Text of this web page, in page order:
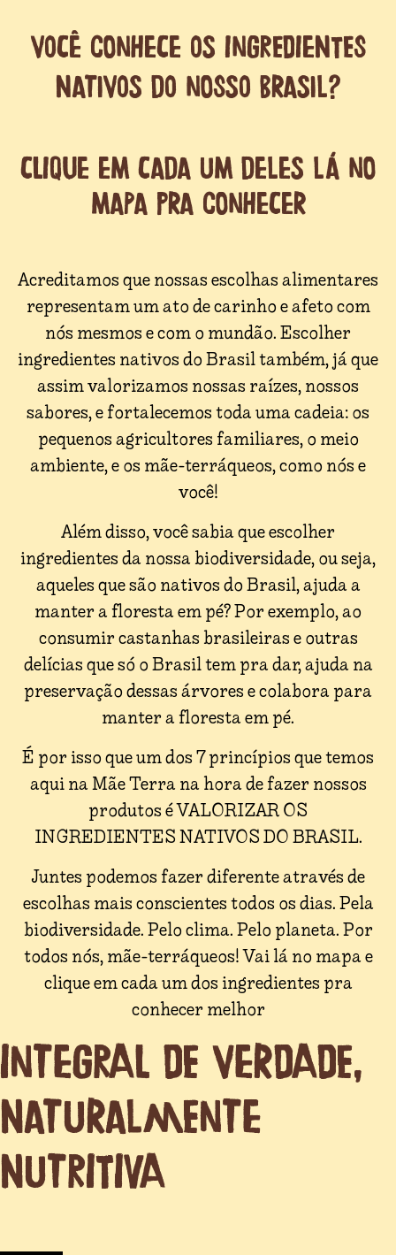
VOCÊ CONHECE OS INGREDIENTES
NATIVOS DO NOSSO BRASIL?
CLIQUE EM CADA UM DELES LÁ NO
MAPA PRA CONHECER
Acreditamos que nossas escolhas alimentares
representam um ato de carinho e afeto com
nós mesmos e com o mundão. Escolher
ingredientes nativos do Brasil também, já que
assim valorizamos nossas raízes, nossos
sabores, e fortalecemos toda uma cadeia: os
pequenos agricultores familiares, o meio
ambiente, e os mãe-terráqueos, como nós e
você!
Além disso, você sabia que escolher
ingredientes da nossa biodiversidade, ou seja,
aqueles que são nativos do Brasil, ajuda a
manter a floresta em pé? Por exemplo, ao
consumir castanhas brasileiras e outras
delícias que só o Brasil tem pra dar, ajuda na
preservação dessas árvores e colabora para
manter a floresta em pé.
É por isso que um dos 7 princípios que temos
aqui na Mãe Terra na hora de fazer nossos
produtos é VALORIZAR OS
INGREDIENTES NATIVOS DO BRASIL.
Juntes podemos fazer diferente através de
escolhas mais conscientes todos os dias. Pela
biodiversidade. Pelo clima. Pelo planeta. Por
todos nós, mãe-terráqueos! Vai lá no mapa e
clique em cada um dos ingredientes pra
conhecer melhor
INTEGRAL DE VERDADE,
NATURALMENTE
NUTRITIVA